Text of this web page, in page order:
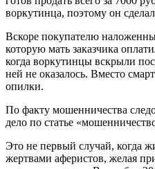
воркутинца, поэтому он сделал
Вскоре покупателю
которую мать заказчика
когда воркутинцы вскрыли
ней не оказалось. Вместо
опилки.
По факту мошенничества
дело по статье
Это не первый случай, когда
жертвами аферистов, желая